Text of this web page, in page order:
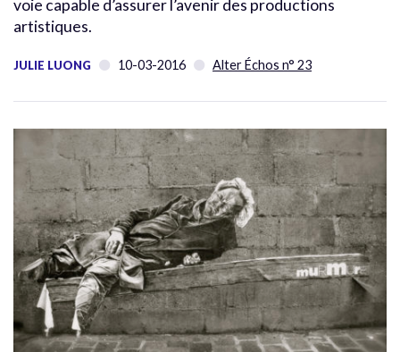
voie capable d’assurer l’avenir des productions
artistiques.
JULIE LUONG 10-03-2016 Alter Échos n° 23